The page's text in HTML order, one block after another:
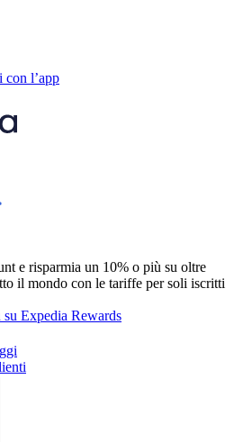
con l’app
e risparmia un 10% o più su oltre
il mondo con le tariffe per soli iscritti
Expedia Rewards